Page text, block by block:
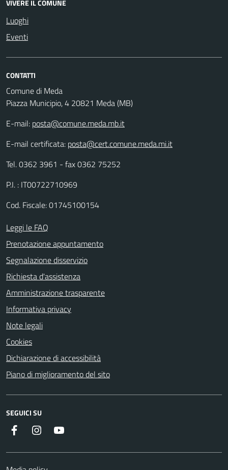
VIVERE IL COMUNE
Luoghi
Eventi
CONTATTI
Comune di Meda
Piazza Municipio, 4 20821 Meda (MB)
E-mail: posta@comune.meda.mb.it
E-mail certificata: posta@cert.comune.meda.mi.it
Tel. 0362 3961 - fax 0362 75252
P.I. : IT00722710969
Cod. Fiscale: 01745100154
Leggi le FAQ
Prenotazione appuntamento
Segnalazione disservizio
Richiesta d'assistenza
Amministrazione trasparente
Informativa privacy
Note legali
Cookies
Dichiarazione di accessibilità
Piano di miglioramento del sito
SEGUICI SU
InstagramYouTube